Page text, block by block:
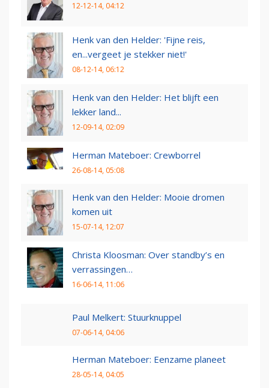
12-12-14, 04:12
Henk van den Helder: 'Fijne reis,
en...vergeet je stekker niet!'
08-12-14, 06:12
Henk van den Helder: Het blijft een
lekker land...
12-09-14, 02:09
Herman Mateboer: Crewborrel
26-08-14, 05:08
Henk van den Helder: Mooie dromen
komen uit
15-07-14, 12:07
Christa Kloosman: Over standby’s en
verrassingen…
16-06-14, 11:06
Paul Melkert: Stuurknuppel
07-06-14, 04:06
Herman Mateboer: Eenzame planeet
28-05-14, 04:05